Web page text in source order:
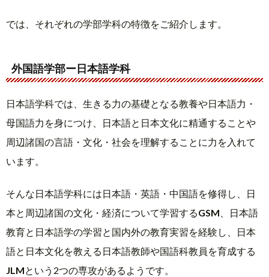
では、それぞれの学部学科の特徴をご紹介します。
外国語学部ー日本語学科
日本語学科では、生きる力の基礎となる教養や日本語力・
母国語力を身につけ、日本語と日本文化に精通することや
周辺諸国の言語・文化・社会を理解することに力を入れて
います。
そんな日本語学科には日本語・英語・中国語を修得し、日
本と周辺諸国の文化・経済について学習するGSM 、日本語
教育と日本語学の学習と国内外の教育実習を経験し、日本
語と日本文化を教える日本語教師や国語科教員を育成する
JLMという2つの専攻があるようです。